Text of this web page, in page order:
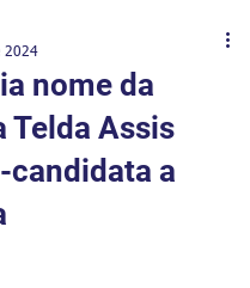
nome da
Telda Assis
candidata a
2024